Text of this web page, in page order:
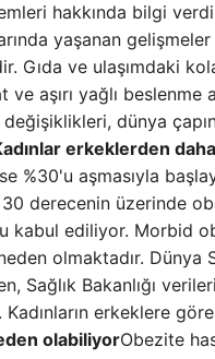
hakkında bilgi
yaşanan
Gıda ve ulaşımdaki
ve aşırı yağlı
değişiklikleri, dünya
erkeklerden
%30'u aşmasıyla
derecenin üzerinde
kabul ediliyor. Morbid
olmaktadır.
Sağlık Bakanlığı
Kadınların erkeklere
olabiliyorObezite